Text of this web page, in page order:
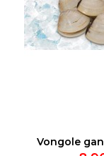
Vongole